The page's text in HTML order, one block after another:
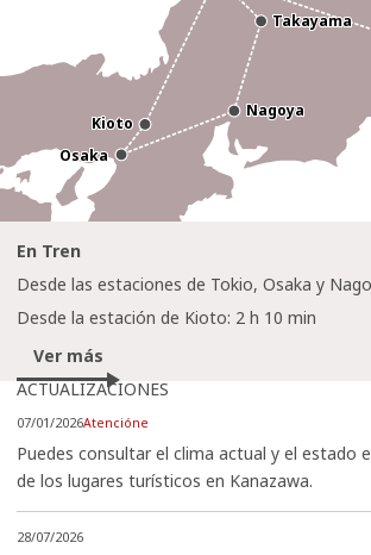
Osaka
Osaka
Nagoya
Nagoya
Kioto
Kioto
Takayama
Takayama
En Tren
Desde las estaciones de Tokio, Osaka y
Desde la estación de Kioto: 2 h 10 min
Ver más
ACTUALIZACIONES
Puedes consultar el clima actual y el estado
de los lugares turísticos en Kanazawa.
07/01/2026Atencióne
28/07/2026